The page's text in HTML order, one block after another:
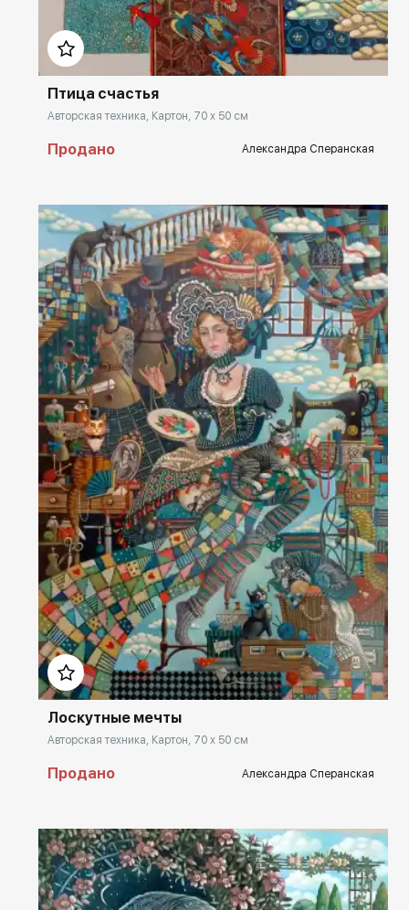
Домен: rakovgallery.ru
Птица счастья
Авторская техника, Картон, 70 x 50 см
Продано Александра Сперанская
Домен: rakovgallery.ru
Лоскутные мечты
Авторская техника, Картон, 70 x 50 см
Продано Александра Сперанская